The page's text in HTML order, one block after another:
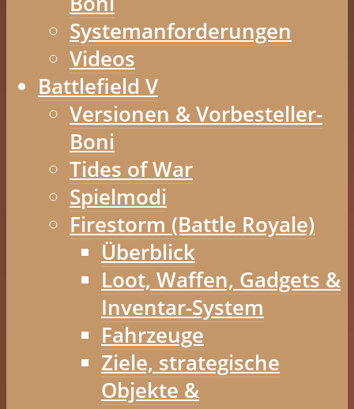
Systemanforderungen
Videos
Battlefield V
Versionen & Vorbesteller-
Boni
Tides of War
Spielmodi
Firestorm (Battle Royale)
Überblick
Loot, Waffen, Gadgets &
Inventar-System
Fahrzeuge
Ziele, strategische
Objekte &